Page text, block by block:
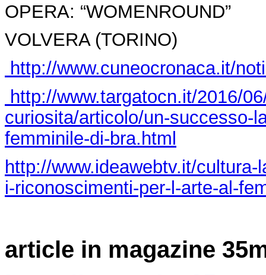
OPERA: “WOMENROUND”
VOLVERA (TORINO)
http://www.cuneocronaca.it/
http://www.targatocn.it/2016/
curiosita/articolo/un-successo-
femminile-di-bra.html
http://www.ideawebtv.it/
i-riconoscimenti-per-l-arte-al-
article in magazine